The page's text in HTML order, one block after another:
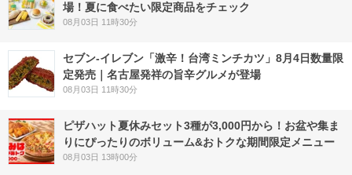
場！夏に食べたい限定商品をチェック
08月03日 11時30分
セブン-イレブン「激辛！台湾ミンチカツ」8月4日数量限
定発売｜名古屋発祥の旨辛グルメが登場
08月03日 11時30分
ピザハット夏休みセット3種が3,000円から！お盆や集ま
りにぴったりのボリューム&おトクな期間限定メニュー
08月03日 13時00分